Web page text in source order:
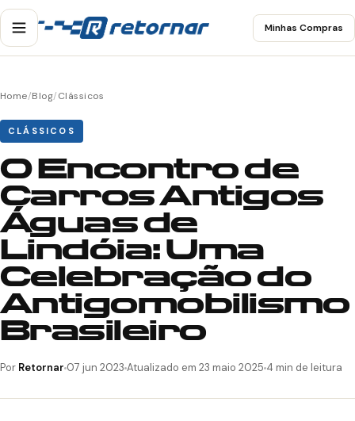
Minhas Compras
Home/Blog/Clássicos
CLÁSSICOS
O Encontro de
Carros Antigos
Águas de
Lindóia: Uma
Celebração do
Antigomobilismo
Brasileiro
Por Retornar 07 jun 2023 Atualizado em 23 maio 2025 4 min de leitura